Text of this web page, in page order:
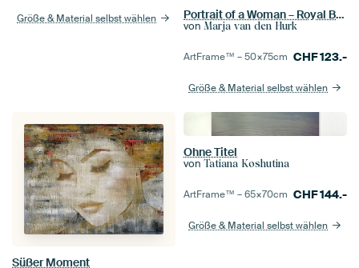
Größe & Material selbst wählen Portrait of a Woman – Royal Blue
von Marja van den Hurk
ArtFrame™ –50×75cm CHF123.-
Größe & Material selbst wählen
Süßer Moment
Ohne Titel
von Tatiana Koshutina
ArtFrame™ –65×70cm CHF144.-
Größe & Material selbst wählen